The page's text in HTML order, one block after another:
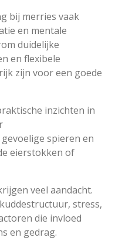
bij merries vaak
en mentale
duidelijke
en flexibele
zijn voor een goede
inzichten in
spieren en
eierstokken of
veel aandacht.
stress,
die invloed
en gedrag.